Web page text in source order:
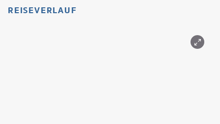
REISEVERLAUF